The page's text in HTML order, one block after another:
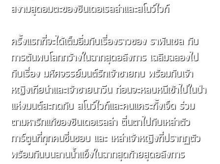
สงามสุดอมตะของซินเดอเรลล่าและสโนว์ไวท์
ครั้งแรกที่จะได้เต็มอิ่มกับเรื่องราวของ ราพันเซล กับ
การต้นพบโลกกว้างในฉากสุดอลังการ เฉลิมฉลองไป
กับเรื่อง มหัศจรรย์มนต์รักเจ้าชายกบ พร้อมกับเจ้า
หญิงเทียน่าและเจ้าชายนาวีน ก่อนจะหลบหนีเข้าไปในป่า
แห่งมนต์สะกดกับ สโนว์ไวท์และคนแคระทั้งเจ็ด ร่วม
ตามหารักแท้ของซินเดอเรลล่า ตื่นตาไปกับเหล่าตัว
การ์ตูนที่ทุกคนชื่นชอบ และ เหล่าเจ้าหญิงที่ปรากฏตัว
พร้อมกันบนลานน้ำแข็งในฉากสุดท้ายสุดอลังการ